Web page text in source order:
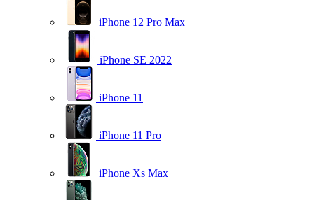
iPhone 12 Pro Max
iPhone SE 2022
iPhone 11
iPhone 11 Pro
iPhone Xs Max